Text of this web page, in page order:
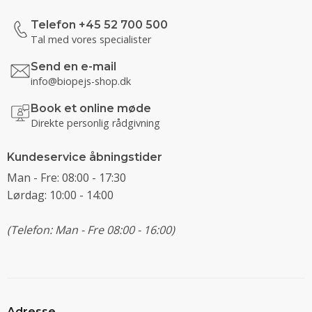
Telefon +45 52 700 500
Tal med vores specialister
Send en e-mail
info@biopejs-shop.dk
Book et online møde
Direkte personlig rådgivning
Kundeservice åbningstider
Man - Fre: 08:00 - 17:30
Lørdag: 10:00 - 14:00
(Telefon: Man - Fre 08:00 - 16:00)